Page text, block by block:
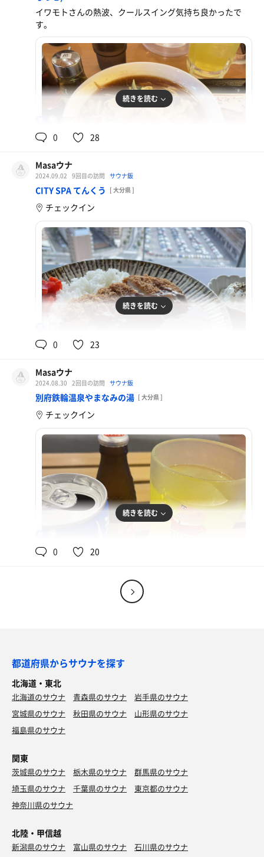
イワモトさんの熱波、クールスイング気持ち良かったで
す。
もつ鍋ちゃんぽん餃子セット
続きを読む
0 28
Masaウナ
2024.09.02 9回目の訪問 サウナ飯
CITY SPA てんくう [ 大分県 ]
チェックイン
とんかつカレー
続きを読む
0 23
Masaウナ
2024.08.30 2回目の訪問 サウナ飯
別府鉄輪温泉やまなみの湯 [ 大分県 ]
チェックイン
続きを読む
0 20
都道府県からサウナを探す
北海道・東北
北海道のサウナ 青森県のサウナ
岩手県のサウナ
宮城県のサウナ
秋田県のサウナ
山形県のサウナ
福島県のサウナ
関東
茨城県のサウナ 栃木県のサウナ
群馬県のサウナ
埼玉県のサウナ
千葉県のサウナ
東京都のサウナ
神奈川県のサウナ
北陸・甲信越
新潟県のサウナ 富山県のサウナ
石川県のサウナ